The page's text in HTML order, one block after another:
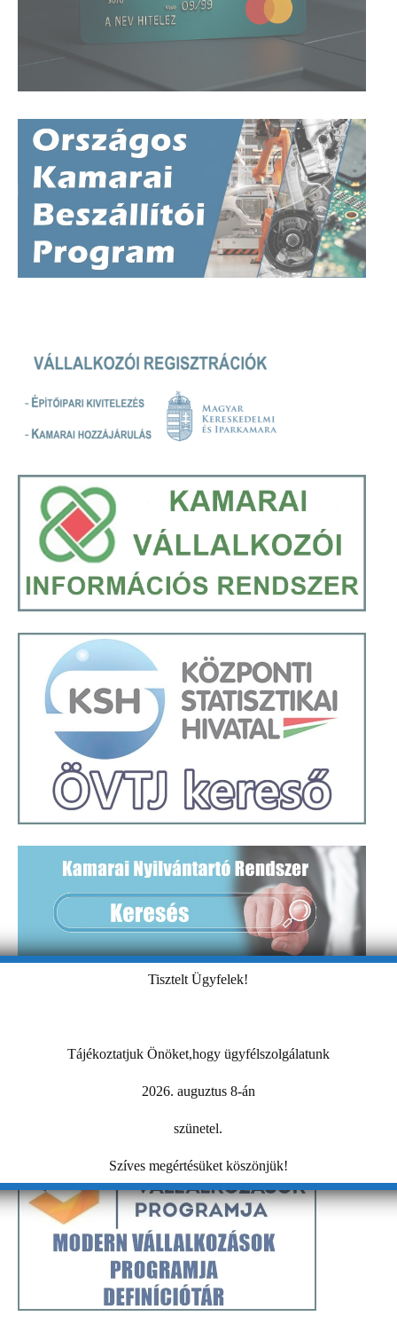
Tisztelt Ügyfelek!
Tájékoztatjuk Önöket,hogy ügyfélszolgálatunk
2026. auguztus 8-án
szünetel.
Szíves megértésüket köszönjük!